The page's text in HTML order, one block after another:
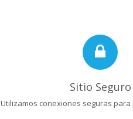
Sitio Seguro
Utilizamos conexiones seguras